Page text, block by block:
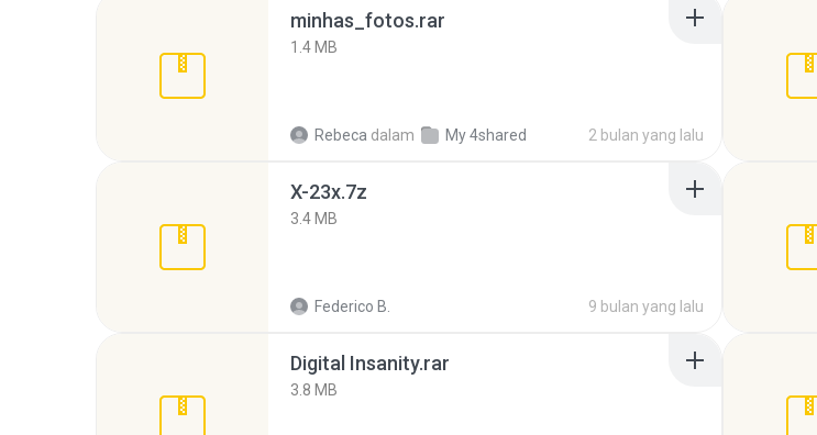
minhas_fotos.rar
1.4 MB
Rebeca dalam My 4shared 2 bulan yang lalu
X-23x.7z
3.4 MB
Federico B. 9 bulan yang lalu
Digital Insanity.rar
3.8 MB